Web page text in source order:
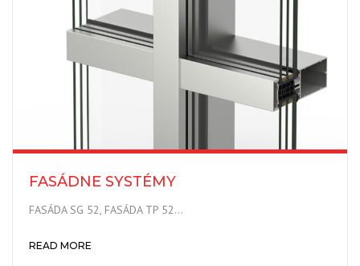
FASÁDNE SYSTÉMY
FASÁDA SG 52, FASÁDA TP 52…
READ MORE